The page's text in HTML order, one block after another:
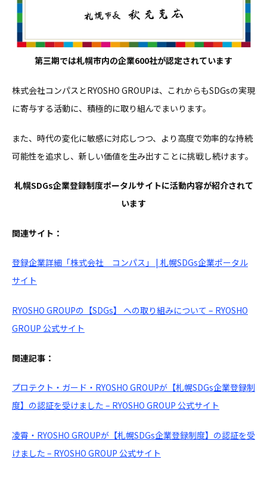
第三期では札幌市内の企業600社が認定されています
株式会社コンパスとRYOSHO GROUPは、これからもSDGsの実現
に寄与する活動に、積極的に取り組んでまいります。
また、時代の変化に敏感に対応しつつ、より高度で効率的な持続
可能性を追求し、新しい価値を生み出すことに挑戦し続けます。
札幌SDGs企業登録制度ポータルサイトに活動内容が紹介されて
います
関連サイト：
登録企業詳細「株式会社 コンパス」 | 札幌SDGs企業ポータル
サイト
RYOSHO GROUPの【SDGs】 への取り組みについて – RYOSHO
GROUP 公式サイト
関連記事：
プロテクト・ガード・RYOSHO GROUPが【札幌SDGs企業登録制
度】の認証を受けました – RYOSHO GROUP 公式サイト
凌霄・RYOSHO GROUPが【札幌SDGs企業登録制度】の認証を受
けました – RYOSHO GROUP 公式サイト